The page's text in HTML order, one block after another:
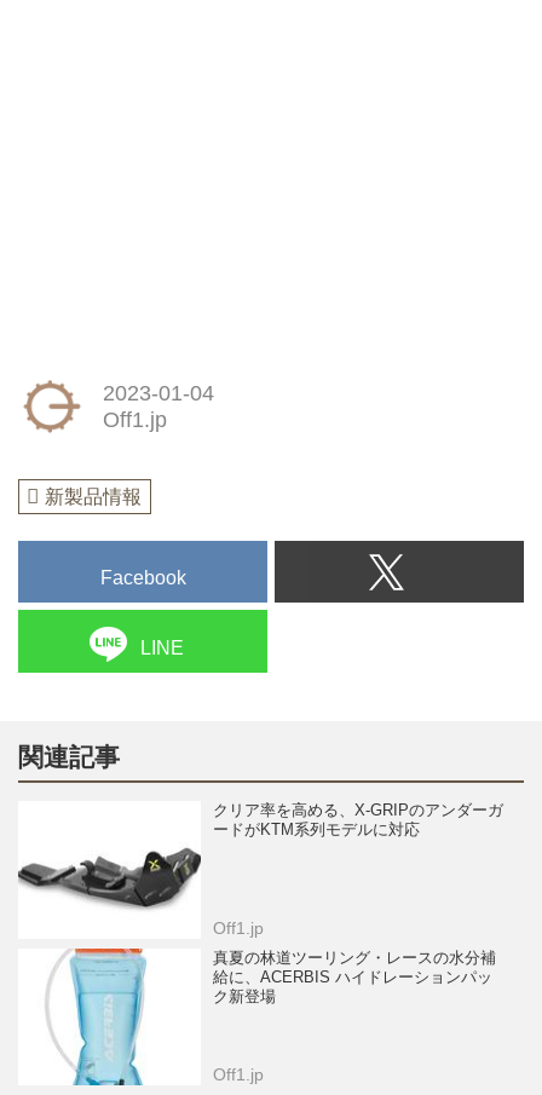
2023-01-04
Off1.jp
新製品情報
Facebook
LINE
関連記事
クリア率を高める、X-GRIPのアンダーガ
ードがKTM系列モデルに対応
Off1.jp
真夏の林道ツーリング・レースの水分補
給に、ACERBIS ハイドレーションパッ
ク新登場
Off1.jp